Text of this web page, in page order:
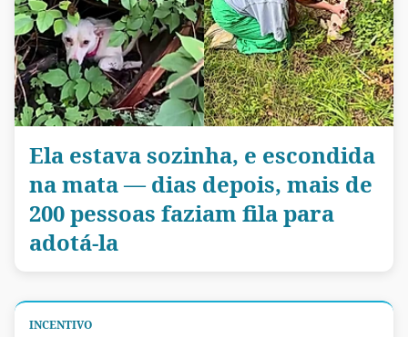
Ela estava sozinha, e escondida
na mata — dias depois, mais de
200 pessoas faziam fila para
adotá-la
INCENTIVO